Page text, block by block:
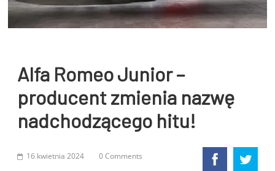
Alfa Romeo Junior –
producent zmienia nazwę
nadchodzącego hitu!
16 kwietnia 2024 0 Comments